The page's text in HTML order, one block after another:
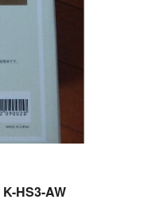
HS3-AW